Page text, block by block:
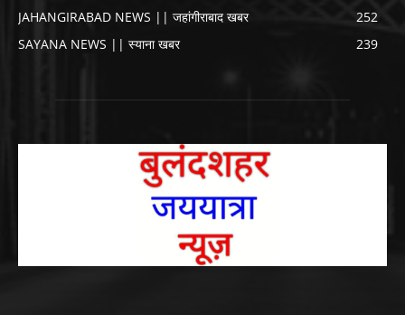
JAHANGIRABAD NEWS || जहांगीराबाद खबर
252
SAYANA NEWS || स्याना खबर
239